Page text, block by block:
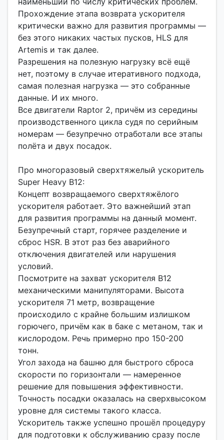
Прохождение этапа возврата ускорителя
критически важно для развития программы —
без этого никаких частых пусков, HLS для
Artemis и так далее.
Разрешения на полезную нагрузку всё ещё
нет, поэтому в случае итеративного подхода,
самая полезная нагрузка — это собранные
данные. И их много.
Все двигатели Raptor 2, причём из середины
производственного цикла судя по серийным
номерам — безупречно отработали все этапы
полёта и двух посадок.
Про многоразовый сверхтяжелый ускоритель
Super Heavy B12:
Концепт возвращаемого сверхтяжёлого
ускорителя работает. Это важнейший этап
для развития программы на данный момент.
Безупречный старт, горячее разделение и
сброс HSR. В этот раз без аварийного
отключения двигателей или нарушения
условий.
Посмотрите на захват ускорителя B12
механическими манипуляторами. Высота
ускорителя 71 метр, возвращение
происходило с крайне большим излишком
горючего, причём как в баке с метаном, так и
кислородом. Речь примерно про 150-200
тонн.
Угол захода на башню для быстрого сброса
скорости по горизонтали — намеренное
решение для повышения эффективности.
Точность посадки оказалась на сверхвысоком
уровне для системы такого класса.
Ускоритель также успешно прошёл процедуру
для подготовки к обслуживанию сразу после